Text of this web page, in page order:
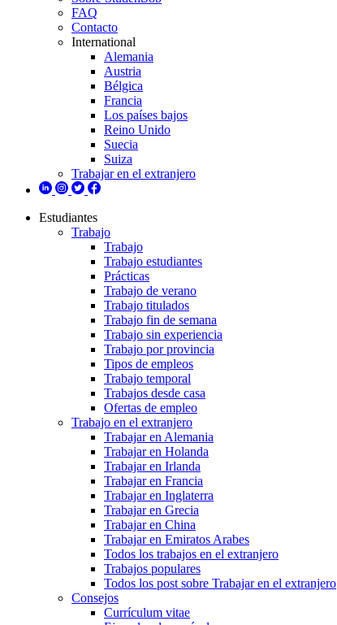
FAQ
Contacto
International
Alemania
Austria
Bélgica
Francia
Los países bajos
Reino Unido
Suecia
Suiza
Trabajar en el extranjero
Estudiantes
Trabajo
Trabajo
Trabajo estudiantes
Prácticas
Trabajo de verano
Trabajo titulados
Trabajo fin de semana
Trabajo sin experiencia
Trabajo por provincia
Tipos de empleos
Trabajo temporal
Trabajos desde casa
Ofertas de empleo
Trabajo en el extranjero
Trabajar en Alemania
Trabajar en Holanda
Trabajar en Irlanda
Trabajar en Francia
Trabajar en Inglaterra
Trabajar en Grecia
Trabajar en China
Trabajar en Emiratos Arabes
Todos los trabajos en el extranjero
Trabajos populares
Todos los post sobre Trabajar en el extranjero
Consejos
Currículum vitae